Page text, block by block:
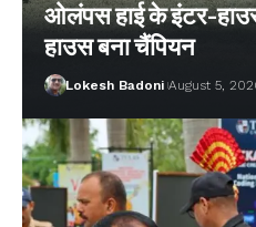
ओलंपस हाई के इंटर-
हाउस बना चैंपियन
Lokesh Badoni August 5,